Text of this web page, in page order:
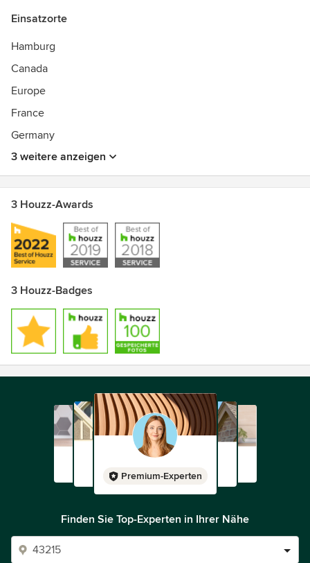
Einsatzorte
Hamburg
Canada
Europe
France
Germany
3 weitere anzeigen
3 Houzz-Awards
3 Houzz-Badges
Premium-Experten
Finden Sie Top-Experten in Ihrer Nähe